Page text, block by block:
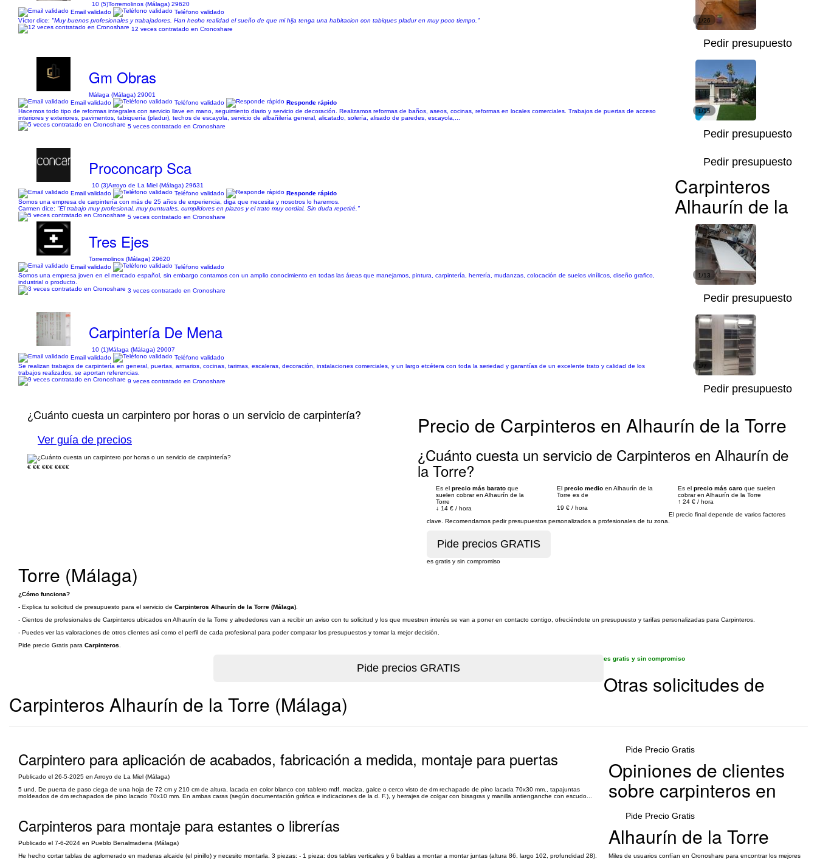
10 (5)Torremolinos (Málaga) 29620
Email validado
Teléfono validado
Víctor dice: "Muy buenos profesionales y trabajadores. Han hecho realidad el sueño de que mi hija tenga una habitacion con tabiques pladur en muy poco tiempo."
12 veces contratado en Cronoshare
1/26
Pedir presupuesto
Gm Obras
Málaga (Málaga) 29001
Email validado
Teléfono validado
Responde rápido
Hacemos todo tipo de reformas integrales con servicio llave en mano, seguimiento diario y servicio de decoración. Realizamos reformas de baños, aseos, cocinas, reformas en locales comerciales. Trabajos de puertas de acceso
interiores y exteriores, pavimentos, tabiquería (pladur), techos de escayola, servicio de albañilería general, alicatado, solería, alisado de paredes, escayola,...
5 veces contratado en Cronoshare
1/15
Pedir presupuesto
Proconcarp Sca
10 (3)Arroyo de La Miel (Málaga) 29631
Email validado
Teléfono validado
Responde rápido
Somos una empresa de carpintería con más de 25 años de experiencia, diga que necesita y nosotros lo haremos.
Carmen dice: "El trabajo muy profesional, muy puntuales, cumplidores en plazos y el trato muy cordial. Sin duda repetiré."
5 veces contratado en Cronoshare
Pedir presupuesto
Tres Ejes
Torremolinos (Málaga) 29620
Email validado
Teléfono validado
Somos una empresa joven en el mercado español, sin embargo contamos con un amplio conocimiento en todas las áreas que manejamos, pintura, carpintería, herrería, mudanzas, colocación de suelos vinílicos, diseño grafico,
industrial o producto.
3 veces contratado en Cronoshare
1/13
Pedir presupuesto
Carpintería De Mena
10 (1)Málaga (Málaga) 29007
Email validado
Teléfono validado
Se realizan trabajos de carpintería en general, puertas, armarios, cocinas, tarimas, escaleras, decoración, instalaciones comerciales, y un largo etcétera con toda la seriedad y garantías de un excelente trato y calidad de los
trabajos realizados, se aportan referencias.
9 veces contratado en Cronoshare
1/7
Pedir presupuesto
¿Cuánto cuesta un carpintero por horas o un servicio de carpintería?
Ver guía de precios
€ €€ €€€ €€€€
Precio de Carpinteros en Alhaurín de la Torre
¿Cuánto cuesta un servicio de Carpinteros en Alhaurín de
la Torre?
Es el precio más barato que
suelen cobrar en Alhaurín de la
Torre
↓ 14 € / hora
El precio medio en Alhaurín de la
Torre es de
19 € / hora
Es el precio más caro que suelen
cobrar en Alhaurín de la Torre
↑ 24 € / hora
El precio final depende de varios factores
clave. Recomendamos pedir presupuestos personalizados a profesionales de tu zona.
es gratis y sin compromiso
Carpinteros
Alhaurín de la
Torre (Málaga)
¿Cómo funciona?
- Explica tu solicitud de presupuesto para el servicio de Carpinteros Alhaurín de la Torre (Málaga)
- Cientos de profesionales de Carpinteros ubicados en Alhaurín de la Torre y alrededores van a recibir un aviso con tu solicitud y los que muestren interés se van a poner en contacto contigo, ofreciéndote un presupuesto y tarifas personalizadas para Carpinteros.
- Puedes ver las valoraciones de otros clientes así como el perfil de cada profesional para poder comparar los presupuestos y tomar la mejor decisión.
Pide precio Gratis para Carpinteros
es gratis y sin compromiso
Otras solicitudes de
Carpinteros Alhaurín de la Torre (Málaga)
Carpintero para aplicación de acabados, fabricación a medida, montaje para puertas
Publicado el 26-5-2025 en Arroyo de La Miel (Málaga)
5 und. De puerta de paso ciega de una hoja de 72 cm y 210 cm de altura, lacada en color blanco con tablero mdf, maciza, galce o cerco visto de dm rechapado de pino lacada 70x30 mm., tapajuntas
moldeados de dm rechapados de pino lacado 70x10 mm. En ambas caras (según documentación gráfica e indicaciones de la d. F.), y herrajes de colgar con bisagras y manilla antienganche con escudo...
Pide Precio Gratis
Carpinteros para montaje para estantes o librerías
Publicado el 7-6-2024 en Pueblo Benalmadena (Málaga)
He hecho cortar tablas de aglomerado en maderas alcaide (el pinillo) y necesito montarla. 3 piezas: - 1 pieza: dos tablas verticales y 6 baldas a montar a montar juntas (altura 86, largo 102, profundidad 28).
Pide Precio Gratis
Opiniones de clientes
sobre carpinteros en
Alhaurín de la Torre
Miles de usuarios confían en Cronoshare para encontrar los mejores